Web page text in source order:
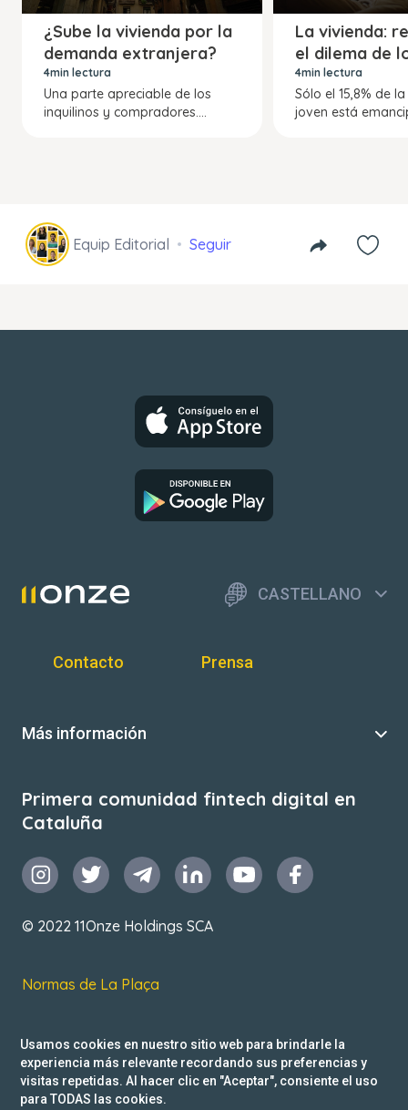
¿Sube la vivienda por la
demanda extranjera?
4min lectura
Una parte apreciable de los
inquilinos y compradores....
La vivienda:
el dilema de
4min lectura
Sólo el 15,8% de
joven está
Equip Editorial Seguir
CASTELLANO
Contacto Prensa
Más información
Primera comunidad fintech digital en
Cataluña
© 2022 11Onze Holdings SCA
Normas de La Plaça
Política de privacidad
Reclamacions
Usamos cookies en nuestro sitio web para brindarle la
experiencia más relevante recordando sus preferencias y
visitas repetidas. Al hacer clic en "Aceptar", consiente el uso
para TODAS las cookies.